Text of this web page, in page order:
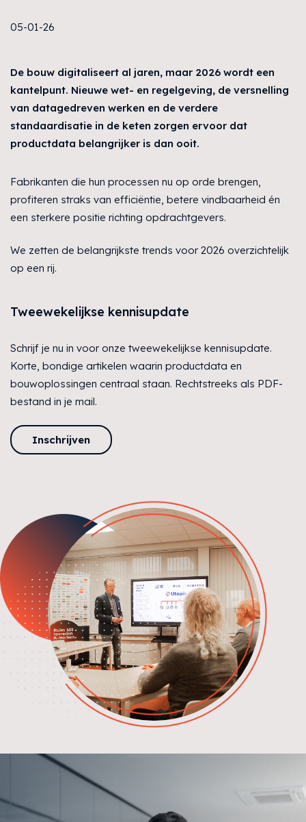
05-01-26
De bouw digitaliseert al jaren, maar 2026 wordt een
kantelpunt. Nieuwe wet- en regelgeving, de versnelling
van datagedreven werken en de verdere
standaardisatie in de keten zorgen ervoor dat
productdata belangrijker is dan ooit.
Fabrikanten die hun processen nu op orde brengen,
profiteren straks van efficiëntie, betere vindbaarheid én
een sterkere positie richting opdrachtgevers.
We zetten de belangrijkste trends voor 2026 overzichtelijk
op een rij.
Tweewekelijkse kennisupdate
Schrijf je nu in voor onze tweewekelijkse kennisupdate.
Korte, bondige artikelen waarin productdata en
bouwoplossingen centraal staan. Rechtstreeks als PDF-
bestand in je mail.
Inschrijven